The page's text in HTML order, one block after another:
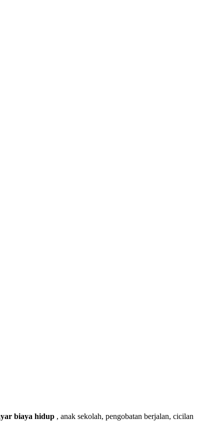
biaya hidup , anak sekolah, pengobatan berjalan, cicilan